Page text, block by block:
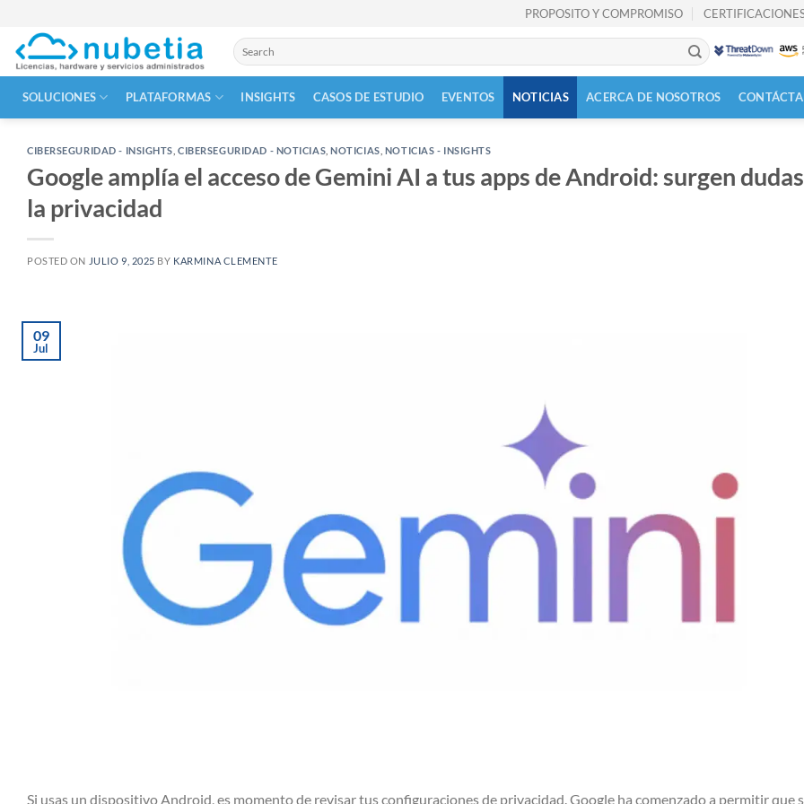
content
PROPOSITO Y COMPROMISO
Buscar
por:
SOLUCIONES PLATAFORMAS INSIGHTS CASOS DE ESTUDIO EVENTOS NOTICIAS ACERCA DE NOSOTROS
CIBERSEGURIDAD - INSIGHTS ,CIBERSEGURIDAD - NOTICIAS ,NOTICIAS NOTICIAS - INSIGHTS
Google amplía el acceso de Gemini AI a tus apps de Android: surgen
la privacidad
POSTED ON JULIO 9, 2025 BY KARMINA CLEMENTE
09
Jul
Si usas un dispositivo Android, es momento de revisar tus configuraciones de privacidad. Google ha comenzado a permitir que